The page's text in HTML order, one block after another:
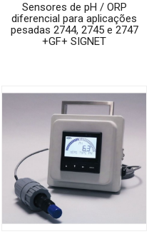
Sensores de pH / ORP
diferencial para aplicações
pesadas 2744, 2745 e 2747
+GF+ SIGNET